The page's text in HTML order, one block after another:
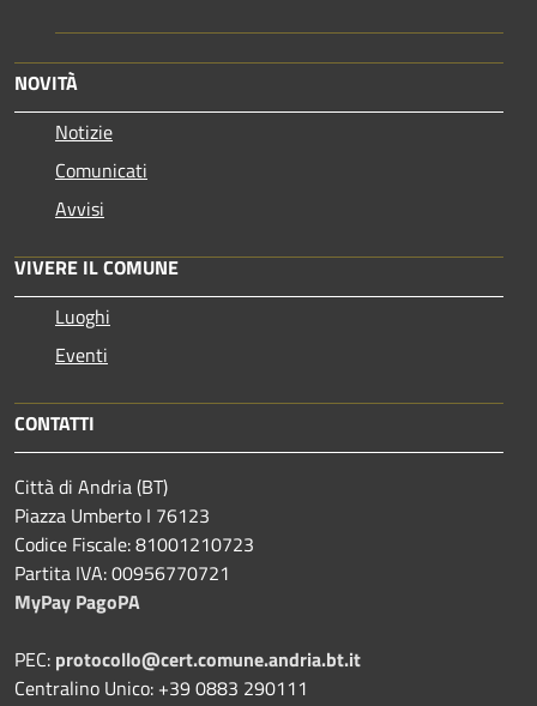
NOVITÀ
Notizie
Comunicati
Avvisi
VIVERE IL COMUNE
Luoghi
Eventi
CONTATTI
Città di Andria (BT)
Piazza Umberto I 76123
Codice Fiscale: 81001210723
Partita IVA: 00956770721
MyPay PagoPA
PEC: protocollo@cert.comune.andria.bt.it
Centralino Unico: +39 0883 290111